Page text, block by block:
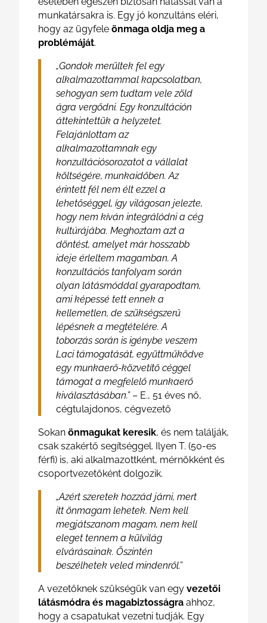
munkatársakra is. Egy jó konzultáns eléri,
hogy az ügyfele önmaga oldja meg a
problémáját.
„Gondok merültek fel egy
alkalmazottammal kapcsolatban,
sehogyan sem tudtam vele zöld
ágra vergődni. Egy konzultáción
áttekintettük a helyzetet.
Felajánlottam az
alkalmazottamnak egy
konzultációsorozatot a vállalat
költségére, munkaidőben. Az
érintett fél nem élt ezzel a
lehetőséggel, így világosan jelezte,
hogy nem kíván integrálódni a cég
kultúrájába. Meghoztam azt a
döntést, amelyet már hosszabb
ideje érleltem magamban. A
konzultációs tanfolyam során
olyan látásmóddal gyarapodtam,
ami képessé tett ennek a
kellemetlen, de szükségszerű
lépésnek a megtételére. A
toborzás során is igénybe veszem
Laci támogatását, együttműködve
egy munkaerő-közvetítő céggel
támogat a megfelelő munkaerő
kiválasztásában.”– E., 51 éves nő,
cégtulajdonos, cégvezető
Sokan önmagukat keresik, és nem találják,
csak szakértő segítséggel. Ilyen T. (50-es
férfi) is, aki alkalmazottként, mérnökként és
csoportvezetőként dolgozik.
„Azért szeretek hozzád járni, mert
itt önmagam lehetek. Nem kell
megjátszanom magam, nem kell
eleget tennem a külvilág
elvárásainak. Őszintén
beszélhetek veled mindenről.”
A vezetőknek szükségük van egy vezetői
látásmódra és magabiztosságra ahhoz,
hogy a csapatukat vezetni tudják. Egy